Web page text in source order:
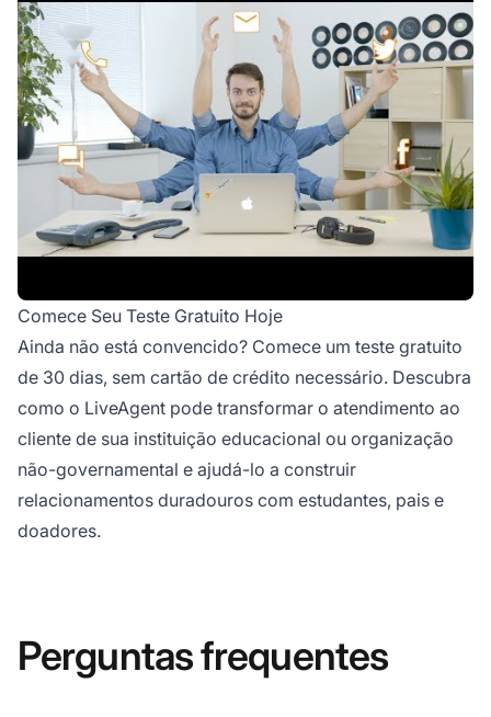
Comece Seu Teste Gratuito Hoje
Ainda não está convencido? Comece um teste gratuito
de 30 dias, sem cartão de crédito necessário. Descubra
como o LiveAgent pode transformar o atendimento ao
cliente de sua instituição educacional ou organização
não-governamental e ajudá-lo a construir
relacionamentos duradouros com estudantes, pais e
doadores.
Perguntas frequentes